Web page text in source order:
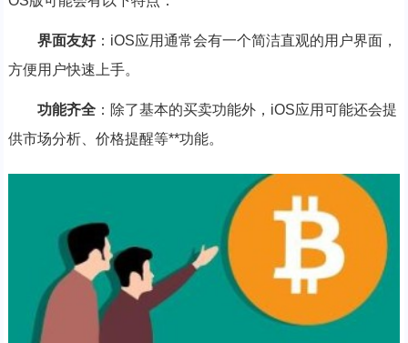
界面友好：iOS应用通常会有一个简洁直观的用户界面，
方便用户快速上手。
功能齐全：除了基本的买卖功能外，iOS应用可能还会提
供市场分析、价格提醒等**功能。